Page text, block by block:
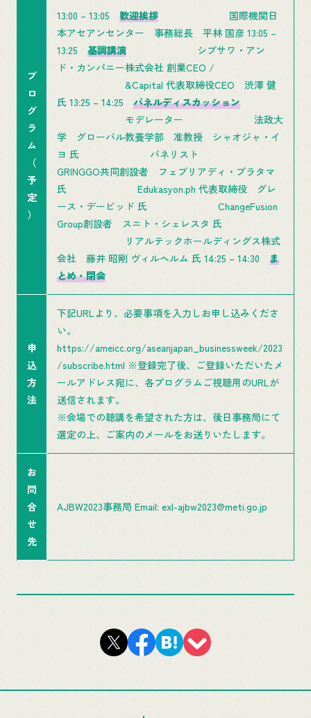
プ
ロ
グ
ラ
ム
（
予
定
）
13:00 – 13:05 歓迎挨拶 国際機関日
本アセアンセンター 事務総長 平林 国彦 13:05 –
13:25 基調講演 シブサワ・アン
ド・カンパニー株式会社 創業CEO /
&Capital 代表取締役CEO 渋澤 健
氏 13:25 – 14:25 パネルディスカッション
モデレーター 法政大
学 グローバル教養学部 准教授 シャオジャ・イ
ヨ 氏 パネリスト
GRINGGO共同創設者 フェブリアディ・プラタマ
氏 Edukasyon.ph 代表取締役 グレ
ース・デービッド 氏 ChangeFusion
Group創設者 スニト・シェレスタ 氏
リアルテックホールディングス株式
会社 藤井 昭剛 ヴィルヘルム 氏 14:25 – 14:30 ま
とめ・閉会
申
込
方
法
下記URLより、必要事項を入力しお申し込みくださ
い。
https://ameicc.org/aseanjapan_businessweek/2023
/subscribe.html ※登録完了後、ご登録いただいたメ
ールアドレス宛に、各プログラムご視聴用のURLが
送信されます。
※会場での聴講を希望された方は、後日事務局にて
選定の上、ご案内のメールをお送りいたします。
お
問
合
せ
先
AJBW2023事務局 Email: exl-ajbw2023@meti.go.jp